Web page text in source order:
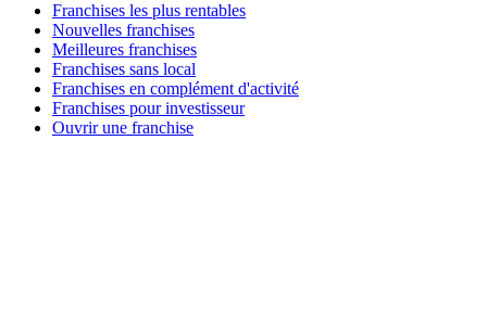
Franchises les plus rentables
Nouvelles franchises
Meilleures franchises
Franchises sans local
Franchises en complément d'activité
Franchises pour investisseur
Ouvrir une franchise